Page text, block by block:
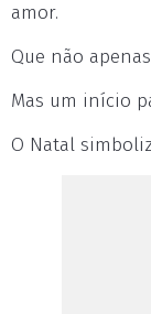
amor.
Que não
Mas um início
O Natal